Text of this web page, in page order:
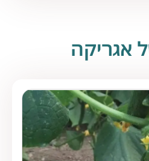
אגריקה